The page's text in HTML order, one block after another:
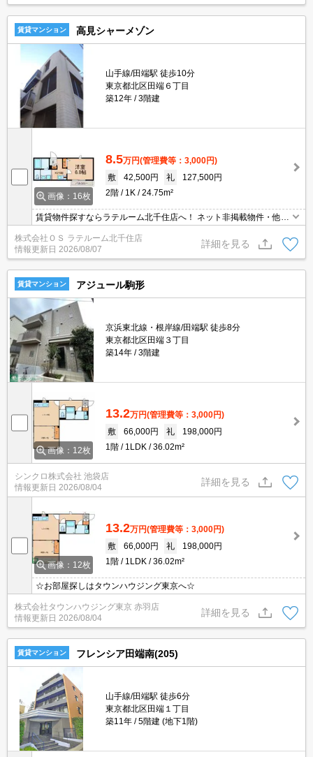
賃貸マンション 高見シャーメゾン
山手線/田端駅 徒歩10分
東京都北区田端６丁目
築12年
3階建
画像：16枚
8.5万円(管理費等：3,000円)
敷
42,500円 礼
127,500円
2階
1K 24.75m²
賃貸物件探すならラテルーム北千住店へ！ ネット非掲載物件・他社
様の物件もまとめてご案内いたします！！
株式会社ＯＳ ラテルーム北千住店
情報更新日 2026/08/07
詳細を見る
賃貸マンション アジュール駒形
京浜東北線・根岸線/田端駅 徒歩8分
東京都北区田端３丁目
築14年
3階建
画像：12枚
13.2万円(管理費等：3,000円)
敷
66,000円 礼
198,000円
1階
1LDK 36.02m²
シンクロ株式会社 池袋店
情報更新日 2026/08/04
詳細を見る
画像：12枚
13.2万円(管理費等：3,000円)
敷
66,000円 礼
198,000円
1階
1LDK 36.02m²
☆お部屋探しはタウンハウジング東京へ☆
株式会社タウンハウジング東京 赤羽店
情報更新日 2026/08/04
詳細を見る
賃貸マンション フレンシア田端南(205)
山手線/田端駅 徒歩6分
東京都北区田端１丁目
築11年
5階建 (地下1階)